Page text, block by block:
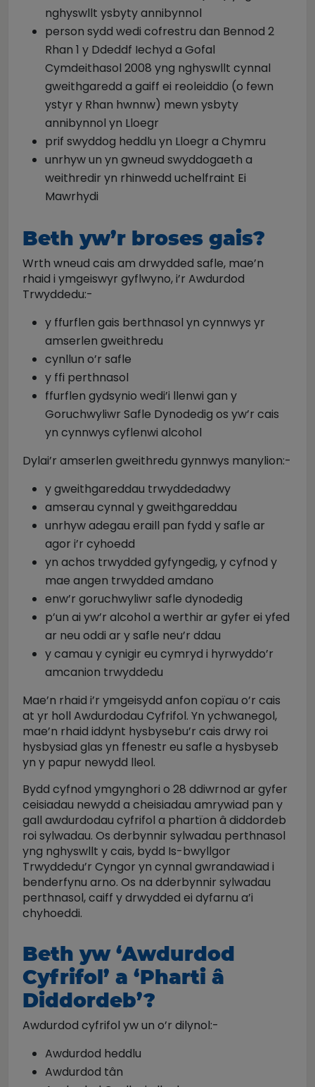
nghyswllt ysbyty annibynnol
person sydd wedi cofrestru dan Bennod 2
Rhan 1 y Ddeddf Iechyd a Gofal
Cymdeithasol 2008 yng nghyswllt cynnal
gweithgaredd a gaiff ei reoleiddio (o fewn
ystyr y Rhan hwnnw) mewn ysbyty
annibynnol yn Lloegr
prif swyddog heddlu yn Lloegr a Chymru
unrhyw un yn gwneud swyddogaeth a
weithredir yn rhinwedd uchelfraint Ei
Mawrhydi
Beth yw’r broses gais?
Wrth wneud cais am drwydded safle, mae’n
rhaid i ymgeiswyr gyflwyno, i’r Awdurdod
Trwyddedu:-
y ffurflen gais berthnasol yn cynnwys yr
amserlen gweithredu
cynllun o’r safle
y ffi perthnasol
ffurflen gydsynio wedi’i llenwi gan y
Goruchwyliwr Safle Dynodedig os yw’r cais
yn cynnwys cyflenwi alcohol
Dylai’r amserlen gweithredu gynnwys manylion:-
y gweithgareddau trwyddedadwy
amserau cynnal y gweithgareddau
unrhyw adegau eraill pan fydd y safle ar
agor i’r cyhoedd
yn achos trwydded gyfyngedig, y cyfnod y
mae angen trwydded amdano
enw’r goruchwyliwr safle dynodedig
p’un ai yw’r alcohol a werthir ar gyfer ei yfed
ar neu oddi ar y safle neu’r ddau
y camau y cynigir eu cymryd i hyrwyddo’r
amcanion trwyddedu
Mae’n rhaid i’r ymgeisydd anfon copïau o’r cais
at yr holl Awdurdodau Cyfrifol. Yn ychwanegol,
mae’n rhaid iddynt hysbysebu’r cais drwy roi
hysbysiad glas yn ffenestr eu safle a hysbyseb
yn y papur newydd lleol.
Bydd cyfnod ymgynghori o 28 ddiwrnod ar gyfer
ceisiadau newydd a cheisiadau amrywiad pan y
gall awdurdodau cyfrifol a phartïon â diddordeb
roi sylwadau. Os derbynnir sylwadau perthnasol
yng nghyswllt y cais, bydd Is-bwyllgor
Trwyddedu’r Cyngor yn cynnal gwrandawiad i
benderfynu arno. Os na dderbynnir sylwadau
perthnasol, caiff y drwydded ei dyfarnu a’i
chyhoeddi.
Beth yw ‘Awdurdod
Cyfrifol’ a ‘Pharti â
Diddordeb’?
Awdurdod cyfrifol yw un o’r dilynol:-
Awdurdod heddlu
Awdurdod tân